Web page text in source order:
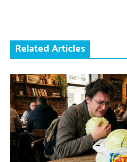
Related Articles